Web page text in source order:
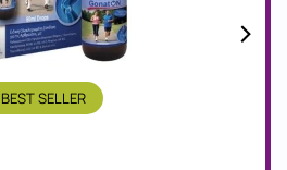
BEST SELLER